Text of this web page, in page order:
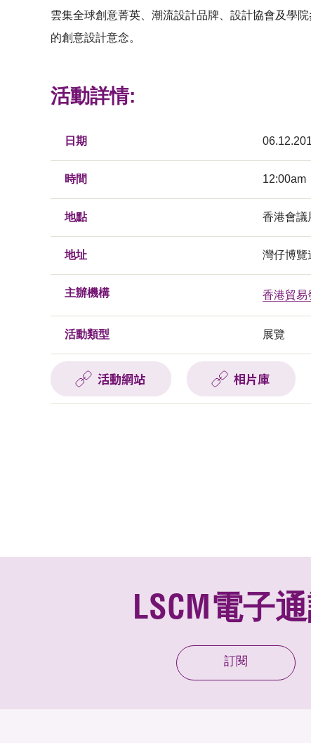
雲集全球創意菁英、潮流設計品牌、設計協會及學
的創意設計意念。
活動詳情:
日期
時間 12:00am
地點 香港會議
地址 灣仔博覽
主辦機構 香港貿易
活動類型 展覽
活動網站 相片庫
LSCM電子
訂閱